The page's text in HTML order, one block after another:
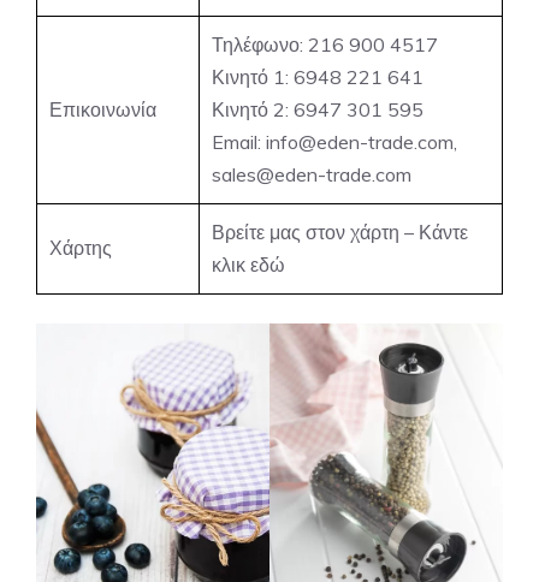
Επικοινωνία
Τηλέφωνο: 216 900 4517
Κινητό 1: 6948 221 641
Κινητό 2: 6947 301 595
Email: info@eden-trade.com,
sales@eden-trade.com
Χάρτης
Βρείτε μας στον χάρτη – Κάντε
κλικ εδώ